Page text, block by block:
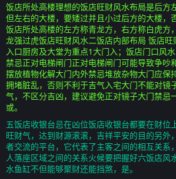
饭店所处高楼理想的饭店旺财风水布局是后方
但左右的大楼，要矮过并且小过后方的大楼，
饭店所处高楼的左方称青龙方，右方称白虎方
龙强过虎饭店旺财风水二饭店内部布局 饭店
入口厨房及大堂为重点1大门入；饭店门口风
禁忌正对电梯闸门正对电梯闸门可能导致争吵
摆放植物化解大门内外禁忌堆放杂物大门应保
拥堵脏乱，否则不利于吉气入宅大门不能对镜
气，不区分吉凶，建议避免正对镜子大门禁忌
或。
五饭店收银台忌在凶位饭店收银台都要在财位
旺财气，达到财源滚滚，吉祥平安的目的另外
者交流的平台，它代表了主客之间的相互关系
人落座区域之间的关系火候要把握好六饭店风
水鱼缸不但能够聚财还能挡煞，是。